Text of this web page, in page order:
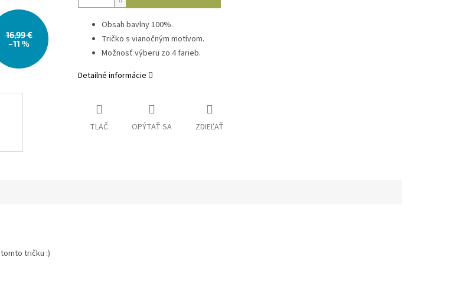
16,99 €
–11 %
Obsah bavlny 100%.
Tričko s vianočným motívom.
Možnosť výberu zo 4 farieb.
Detailné informácie
TLAČ OPÝTAŤ SA ZDIEĽAŤ
tričku :)